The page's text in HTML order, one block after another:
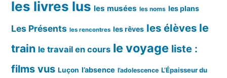
les livres lus les musées les noms les plans
Les Présents les rencontres les rêves les élèves le
train le travail en cours le voyage liste :
films vus Luçon l’absence l’adolescence L’Épaisseur du